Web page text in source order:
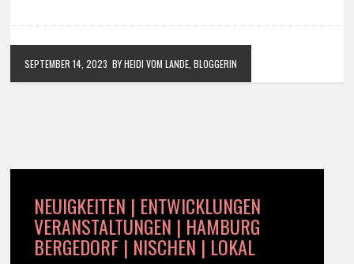
SEPTEMBER 14, 2023 BY HEIDI VOM LANDE, BLOGGERIN
NEUIGKEITEN | ENTWICKLUNGEN
VERANSTALTUNGEN | HAMBURG
BERGEDORF | NISCHEN | LOKAL